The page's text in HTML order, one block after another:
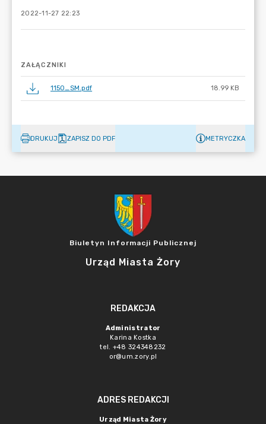
2022-11-27 22:23
ZAŁĄCZNIKI
1150_SM.pdf 18.99 KB
DRUKUJ ZAPISZ DO PDF METRYCZKA
Biuletyn Informacji Publicznej
Urząd Miasta Żory
REDAKCJA
Administrator
Karina Kostka
tel. +48 324348232
or@um.zory.pl
ADRES REDAKCJI
Urząd Miasta Żory